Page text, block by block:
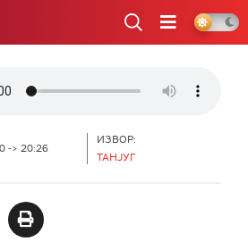
-> 20:26
ИЗВОР:
ТАНЈУГ